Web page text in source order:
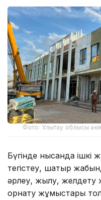
Фото: Ұлытау облысы
Бүгінде нысанда ішкі
тегістеу, шатыр
әрлеу, жылу, желдету
орнату жұмыстары